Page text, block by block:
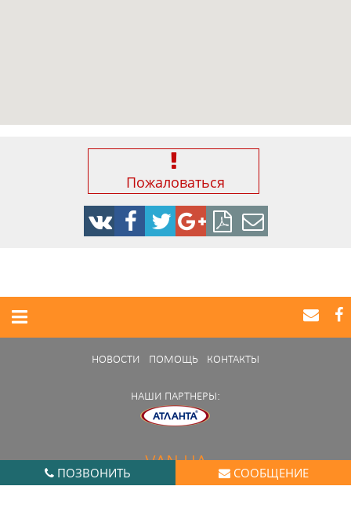
Пожаловаться
ПОЗВОНИТЬ СООБЩЕНИЕ
НОВОСТИ ПОМОЩЬ КОНТАКТЫ
НАШИ ПАРТНЕРЫ:
VAN.UA